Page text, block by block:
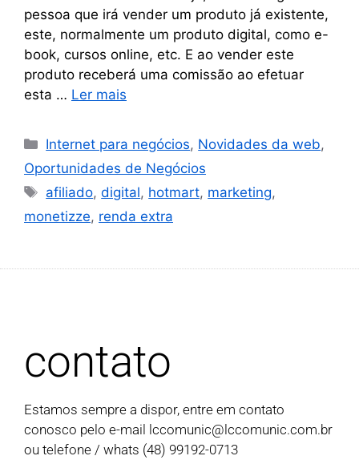
pessoa que irá vender um produto já existente,
este, normalmente um produto digital, como e-
book, cursos online, etc. E ao vender este
produto receberá uma comissão ao efetuar
esta … Ler mais
Internet para negócios, Novidades da web,
Oportunidades de Negócios
afiliado,digital, hotmart, marketing,
monetizze, renda extra
contato
Estamos sempre a dispor, entre em contato
conosco pelo e-mail lccomunic@lccomunic.com.br
ou telefone / whats (48) 99192-0713